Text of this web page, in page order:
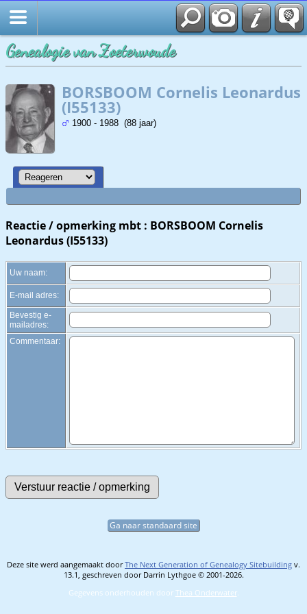
Genealogie van Zoeterwoude
BORSBOOM Cornelis Leonardus
(I55133)
1900 - 1988 (88 jaar)
Reactie / opmerking mbt : BORSBOOM Cornelis
Leonardus (I55133)
Uw naam:
E-mail adres:
Bevestig e-
mailadres:
Commentaar:
Ga naar standaard site
Deze site werd aangemaakt doorThe Next Generation of Genealogy Sitebuilding v.
13.1, geschreven door Darrin Lythgoe © 2001-2026.
Gegevens onderhouden door Thea Onderwater.